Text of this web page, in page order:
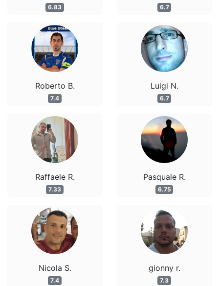
6.83
Roberto B.
7.4
Raffaele R.
7.33
Nicola S.
7.4
6.7
Luigi N.
6.7
Pasquale R.
6.75
gionny r.
7.3